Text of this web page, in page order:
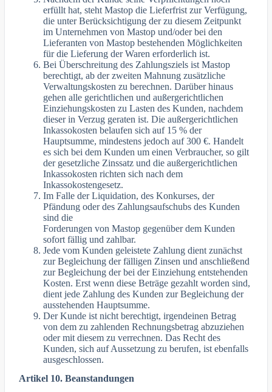
erfüllt hat, steht Mastop die Lieferfrist zur Verfügung,
die unter Berücksichtigung der zu diesem Zeitpunkt
im Unternehmen von Mastop und/oder bei den
Lieferanten von Mastop bestehenden Möglichkeiten
für die Lieferung der Waren erforderlich ist.
Bei Überschreitung des Zahlungsziels ist Mastop
berechtigt, ab der zweiten Mahnung zusätzliche
Verwaltungskosten zu berechnen. Darüber hinaus
gehen alle gerichtlichen und außergerichtlichen
Einziehungskosten zu Lasten des Kunden, nachdem
dieser in Verzug geraten ist. Die außergerichtlichen
Inkassokosten belaufen sich auf 15 % der
Hauptsumme, mindestens jedoch auf 300 €. Handelt
es sich bei dem Kunden um einen Verbraucher, so gilt
der gesetzliche Zinssatz und die außergerichtlichen
Inkassokosten richten sich nach dem
Inkassokostengesetz.
Im Falle der Liquidation, des Konkurses, der
Pfändung oder des Zahlungsaufschubs des Kunden
sind die
Forderungen von Mastop gegenüber dem Kunden
sofort fällig und zahlbar.
Jede vom Kunden geleistete Zahlung dient zunächst
zur Begleichung der fälligen Zinsen und anschließend
zur Begleichung der bei der Einziehung entstehenden
Kosten. Erst wenn diese Beträge gezahlt worden sind,
dient jede Zahlung des Kunden zur Begleichung der
ausstehenden Hauptsumme.
Der Kunde ist nicht berechtigt, irgendeinen Betrag
von dem zu zahlenden Rechnungsbetrag abzuziehen
oder mit diesem zu verrechnen. Das Recht des
Kunden, sich auf Aussetzung zu berufen, ist ebenfalls
ausgeschlossen.
Artikel 10. Beanstandungen